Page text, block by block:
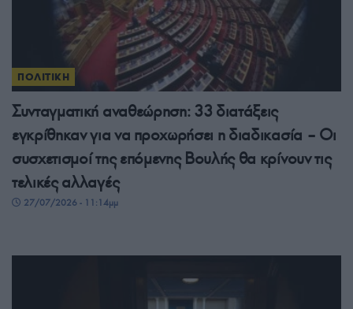
ΠΟΛΙΤΙΚΗ
Συνταγματική αναθεώρηση: 33 διατάξεις
εγκρίθηκαν για να προχωρήσει η διαδικασία – Οι
συσχετισμοί της επόμενης Βουλής θα κρίνουν τις
τελικές αλλαγές
27/07/2026 - 11:14μμ